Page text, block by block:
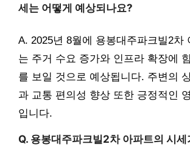
세는 어떻게 예상되나요?
A. 2025년 8월에 용봉대주파크빌2차
는 주거 수요 증가와 인프라 확장에
를 보일 것으로 예상됩니다. 주변의
과 교통 편의성 향상 또한 긍정적인
입니다.
Q. 용봉대주파크빌2차 아파트의 시세